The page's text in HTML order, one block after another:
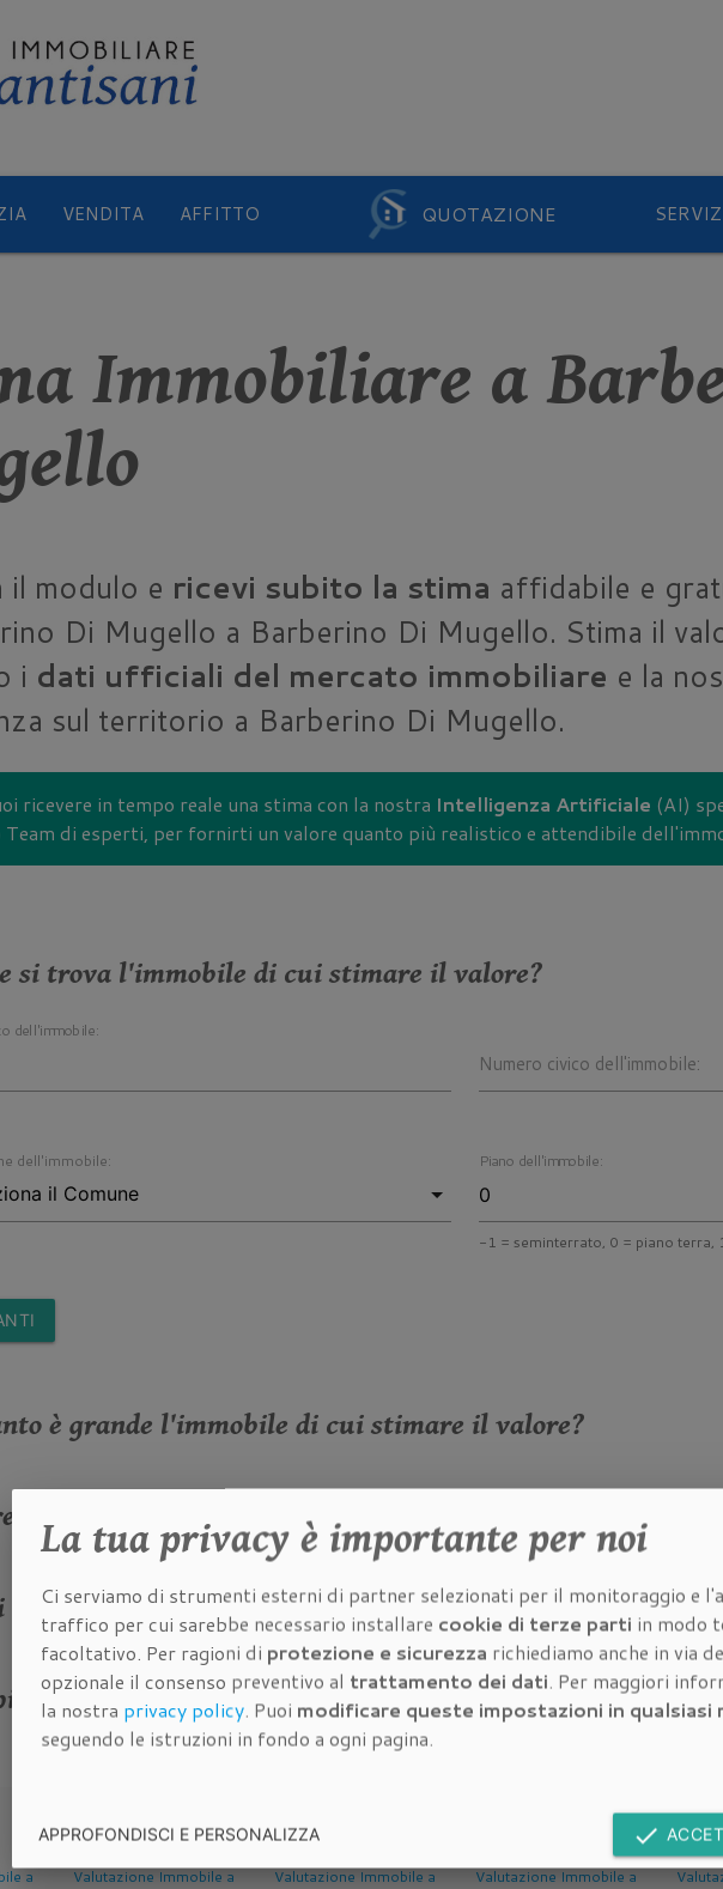
VENDITA AFFITTO QUOTAZIONE
Immobiliare a
il modulo e ricevi subito la stima affidabile e
Di Mugello a Barberino Di Mugello. Stima il
i dati ufficiali del mercato immobiliare e la
sul territorio a Barberino Di Mugello.
ricevere in tempo reale una stima con la nostra Intelligenza Artificiale (AI)
di esperti, per fornirti un valore quanto più realistico e attendibile
si trova l'immobile di cui stimare il valore?
dell'immobile:
Numero civico dell'immobile:
dell'immobile: Piano dell'immobile:
-1 = seminterrato, 0 = piano terra,
è grande l'immobile di cui stimare il valore?
caratteristiche dell'immobile di cui stimare il valore:
della proprietà dell'immobile di cui stimare il valore:
dei dati dell'immobile di cui stimare il valore:
Immobile a
Valutazione Immobile a
Valutazione Immobile a
Valutazione Immobile a
La tuaprivacy è importante per noi
Ci serviamo di strumenti esterni di partner selezionati per il monitoraggio e
traffico per cui sarebbe necessario installare cookie di terze parti in modo
facoltativo. Per ragioni di protezione e sicurezza richiediamo anche in via
opzionale il consenso preventivo al trattamento dei dati. Per maggiori
la nostra privacy policy. Puoi modificare queste impostazioni in qualsiasi
seguendo le istruzioni in fondo a ogni pagina.
APPROFONDISCI E PERSONALIZZA done